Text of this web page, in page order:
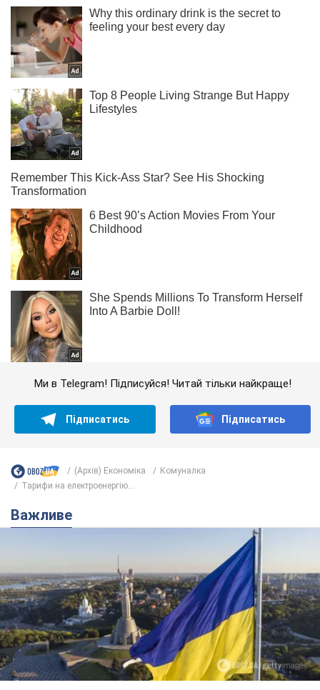
Ми в Telegram! Підписуйся! Читай тільки найкраще!
Підписатись Підписатись
(Архів) Економіка
Комуналка
Тарифи на електроенергію...
Важливе